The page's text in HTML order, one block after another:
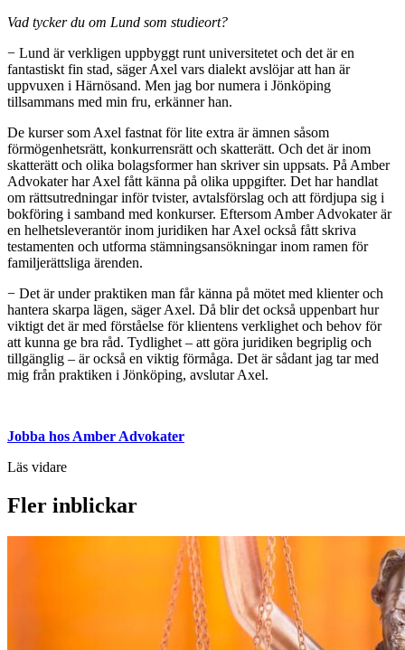
Vad tycker du om Lund som studieort?
− Lund är verkligen uppbyggt runt universitetet och det är en
fantastiskt fin stad, säger Axel vars dialekt avslöjar att han är
uppvuxen i Härnösand. Men jag bor numera i Jönköping
tillsammans med min fru, erkänner han.
De kurser som Axel fastnat för lite extra är ämnen såsom
förmögenhetsrätt, konkurrensrätt och skatterätt. Och det är inom
skatterätt och olika bolagsformer han skriver sin uppsats. På Amber
Advokater har Axel fått känna på olika uppgifter. Det har handlat
om rättsutredningar inför tvister, avtalsförslag och att fördjupa sig i
bokföring i samband med konkurser. Eftersom Amber Advokater är
en helhetsleverantör inom juridiken har Axel också fått skriva
testamenten och utforma stämningsansökningar inom ramen för
familjerättsliga ärenden.
− Det är under praktiken man får känna på mötet med klienter och
hantera skarpa lägen, säger Axel. Då blir det också uppenbart hur
viktigt det är med förståelse för klientens verklighet och behov för
att kunna ge bra råd. Tydlighet – att göra juridiken begriplig och
tillgänglig – är också en viktig förmåga. Det är sådant jag tar med
mig från praktiken i Jönköping, avslutar Axel.
Jobba hos Amber Advokater
Läs vidare
Fler inblickar